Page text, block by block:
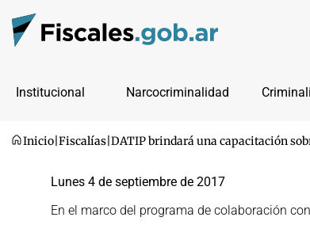
Institucional Narcocriminalidad
Inicio Fiscalías DATIP brindará una capacitación
Lunes 4 de septiembre de 2017
En el marco del programa de colaboración